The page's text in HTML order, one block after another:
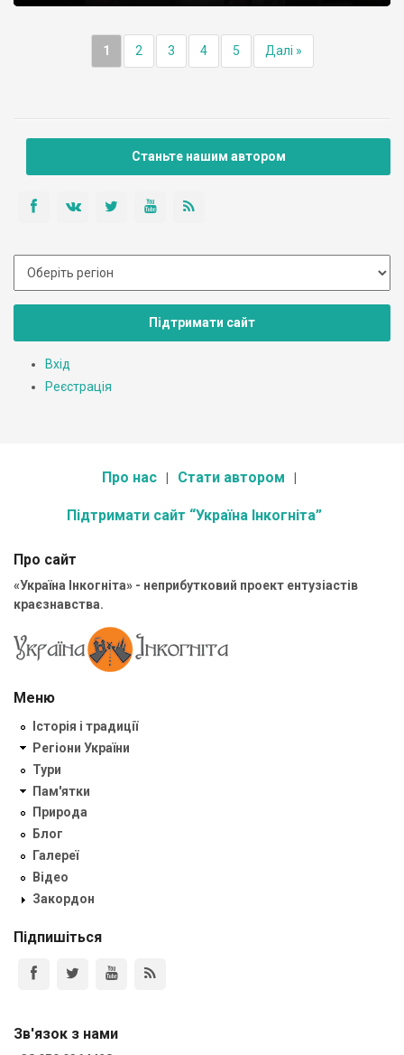
1 2 3 4 5 Далі »
Станьте нашим автором
Підтримати сайт
Вхід
Реєстрація
Про нас Стати автором
Підтримати сайт “Україна Інкогніта”
Про сайт
«Україна Інкогніта» - неприбутковий проект ентузіастів
краєзнавства.
Меню
Історія і традиції
Регіони України
Тури
Пам'ятки
Природа
Блог
Галереї
Відео
Закордон
Підпишіться
Зв'язок з нами